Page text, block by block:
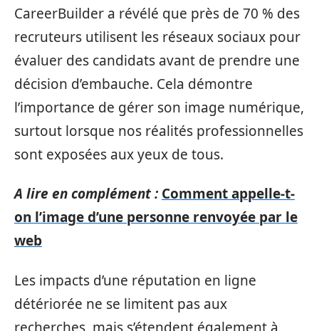
CareerBuilder a révélé que près de 70 % des
recruteurs utilisent les réseaux sociaux pour
évaluer des candidats avant de prendre une
décision d’embauche. Cela démontre
l’importance de gérer son image numérique,
surtout lorsque nos réalités professionnelles
sont exposées aux yeux de tous.
A lire en complément : Comment appelle-t-
on l’image d’une personne renvoyée par le
web
Les impacts d’une réputation en ligne
détériorée ne se limitent pas aux
recherches, mais s’étendent également à